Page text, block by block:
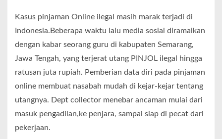
Kasus pinjaman Online ilegal masih marak terjadi di
Indonesia.Beberapa waktu lalu media sosial diramaikan
dengan kabar seorang guru di kabupaten Semarang,
Jawa Tengah, yang terjerat utang PINJOL ilegal hingga
ratusan juta rupiah. Pemberian data diri pada pinjaman
online membuat nasabah mudah di kejar-kejar tentang
utangnya. Dept collector menebar ancaman mulai dari
masuk pengadilan,ke penjara, sampai siap di pecat dari
pekerjaan.